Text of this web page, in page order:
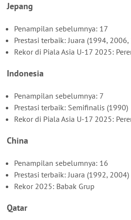
Jepang
Penampilan sebelumnya: 17
Prestasi terbaik: Juara (1994,
Rekor di Piala Asia U-17 2025:
Indonesia
Penampilan sebelumnya: 7
Prestasi terbaik: Semifinalis (1990)
Rekor di Piala Asia U-17 2025:
China
Penampilan sebelumnya: 16
Prestasi terbaik: Juara (1992, 2004)
Rekor 2025: Babak Grup
Qatar